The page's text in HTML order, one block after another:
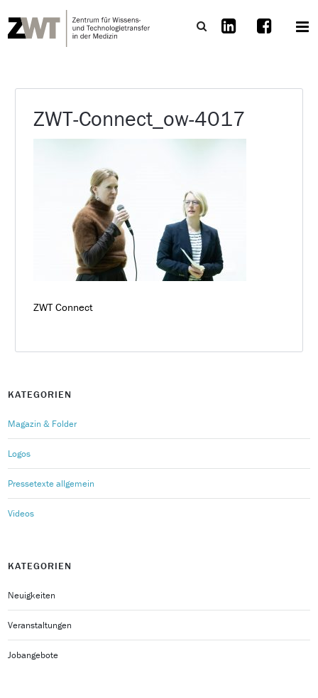
ZWT-Connect_ow-4017
ZWT Connect
KATEGORIEN
Magazin & Folder
Logos
Pressetexte allgemein
Videos
KATEGORIEN
Neuigkeiten
Veranstaltungen
Jobangebote